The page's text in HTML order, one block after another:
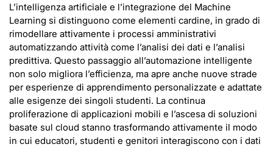
L’intelligenza artificiale e l’integrazione del Machine
Learning si distinguono come elementi cardine, in grado di
rimodellare attivamente i processi amministrativi
automatizzando attività come l’analisi dei dati e l’analisi
predittiva. Questo passaggio all’automazione intelligente
non solo migliora l’efficienza, ma apre anche nuove strade
per esperienze di apprendimento personalizzate e adattate
alle esigenze dei singoli studenti. La continua
proliferazione di applicazioni mobili e l’ascesa di soluzioni
basate sul cloud stanno trasformando attivamente il modo
in cui educatori, studenti e genitori interagiscono con i dati